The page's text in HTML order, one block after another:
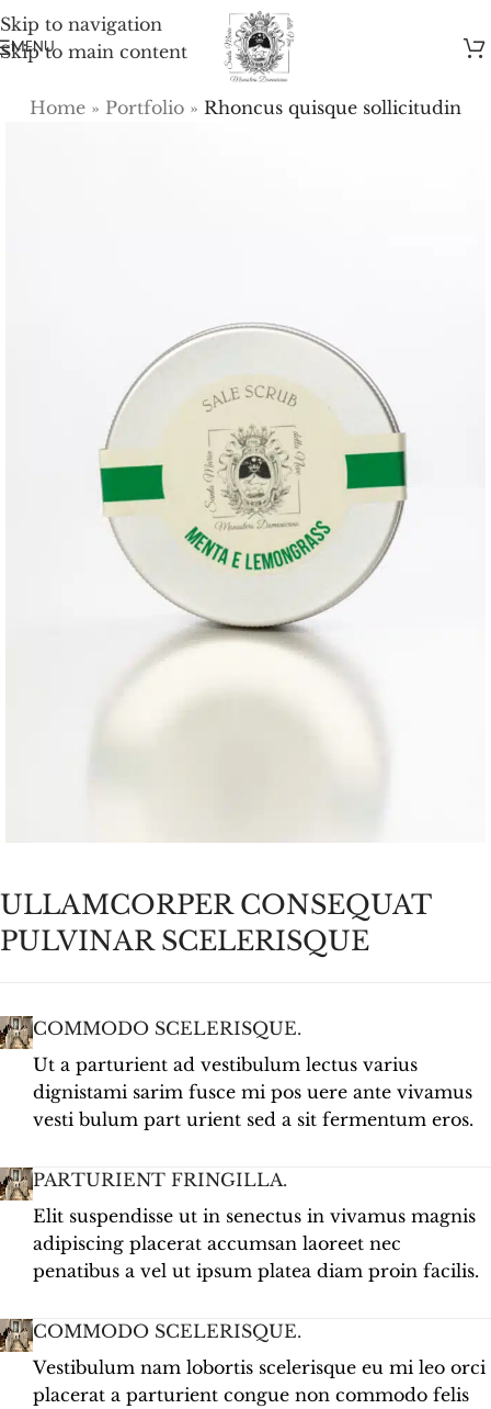
Skip to navigation
Skip to main content
MENU
Home » Portfolio » Rhoncus quisque sollicitudin
ULLAMCORPER CONSEQUAT
PULVINAR SCELERISQUE
COMMODO SCELERISQUE.
Ut a parturient ad vestibulum lectus varius
dignistami sarim fusce mi pos uere ante vivamus
vesti bulum part urient sed a sit fermentum eros.
PARTURIENT FRINGILLA.
Elit suspendisse ut in senectus in vivamus magnis
adipiscing placerat accumsan laoreet nec
penatibus a vel ut ipsum platea diam proin facilis.
COMMODO SCELERISQUE.
Vestibulum nam lobortis scelerisque eu mi leo orci
placerat a parturient congue non commodo felis